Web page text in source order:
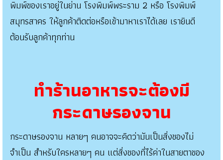
พิมพ์ของเราอยู่ในย่าน โรงพิมพ์พระราม 2 หรือ โรงพิมพ์
สมุทรสาคร ให้ลูกค้าติดต่อหรือเข้ามาหาเราได้เลย เรายินดี
ต้อนรับลูกค้าทุกท่าน
ทำร้านอาหารจะต้องมี
กระดาษรองจาน
กระดาษรองจาน หลายๆ คนอาจจะคิดว่ามันเป็นสิ่งของไม่
จำเป็น สำหรับใครหลายๆ คน แต่สิ่งของที่ไร้ค่าในสายตาของ